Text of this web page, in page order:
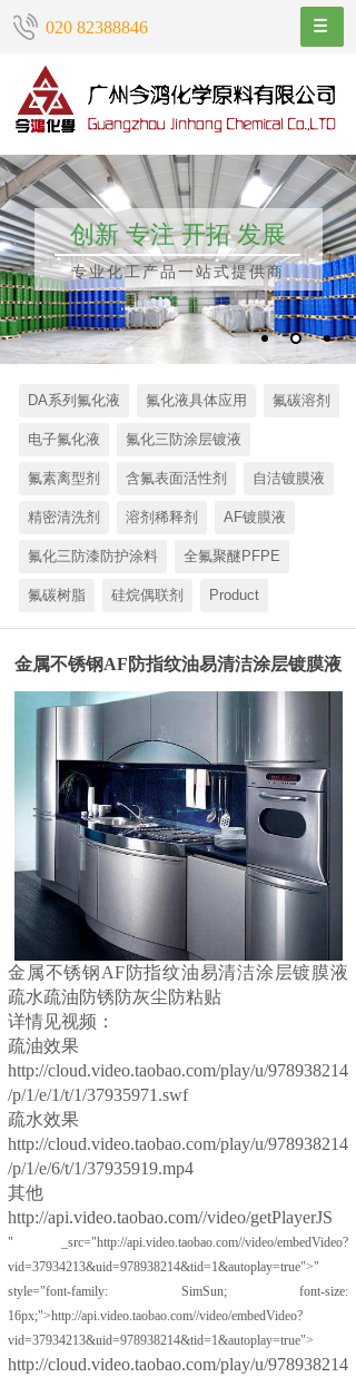
020 82388846
创新 专注 开拓 发展
专业化工产品一站式提供商
DA系列氟化液 氟化液具体应用 氟碳溶剂
电子氟化液 氟化三防涂层镀液
氟素离型剂 含氟表面活性剂 自洁镀膜液
精密清洗剂 溶剂稀释剂 AF镀膜液
氟化三防漆防护涂料 全氟聚醚PFPE
氟碳树脂 硅烷偶联剂 Product
金属不锈钢AF防指纹油易清洁涂层镀膜液
金属不锈钢AF防指纹油易清洁涂层镀膜液
疏水疏油防锈防灰尘防粘贴
详情见视频：
疏油效果
http://cloud.video.taobao.com/play/u/978938214
/p/1/e/1/t/1/37935971.swf
疏水效果
http://cloud.video.taobao.com/play/u/978938214
/p/1/e/6/t/1/37935919.mp4
其他
http://api.video.taobao.com//video/getPlayerJS
" _src="http://api.video.taobao.com//video/embedVideo?
vid=37934213&uid=978938214&tid=1&autoplay=true">"
style="font-family: SimSun; font-size:
16px;">http://api.video.taobao.com//video/embedVideo?
vid=37934213&uid=978938214&tid=1&autoplay=true">
http://cloud.video.taobao.com/play/u/978938214